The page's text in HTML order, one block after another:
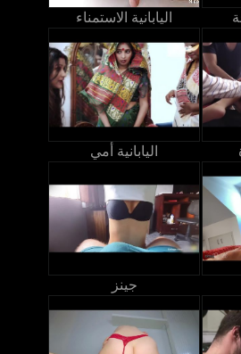
اليابانية الاستمناء
اليابانية أمي
جينز